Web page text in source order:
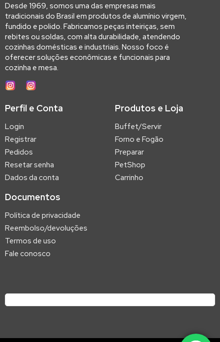
Desde 1969, somos uma das empresas mais
tradicionais do Brasil em produtos de alumínio virgem,
fundido e polido. Fabricamos peças inteiriças, sem
rebites ou soldas, com alta durabilidade, atendendo
cozinhas domésticas e industriais. Nosso foco é
oferecer soluções econômicas e funcionais para
cozinha e mesa.
Perfil e Conta
Login
Registrar
Pedidos
Resetar senha
Dados da conta
Produtos e Loja
Buffet/Servir
Forno e Fogão
Preparar
PetShop
Carrinho
Documentos
Política de privacidade
Reembolso/devoluções
Termos de uso
Fale conosco